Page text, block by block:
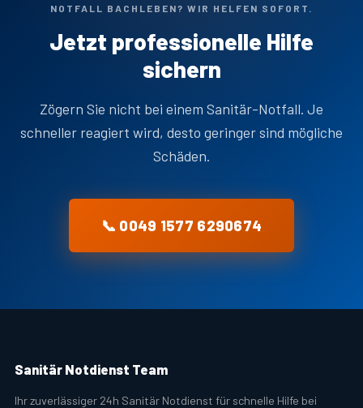
NOTFALL BACHLEBEN? WIR HELFEN SOFORT.
Jetzt professionelle Hilfe
sichern
Zögern Sie nicht bei einem Sanitär-Notfall. Je
schneller reagiert wird, desto geringer sind mögliche
Schäden.
📞 0049 1577 6290674
Sanitär Notdienst Team
Ihr zuverlässiger 24h Sanitär Notdienst für schnelle Hilfe bei